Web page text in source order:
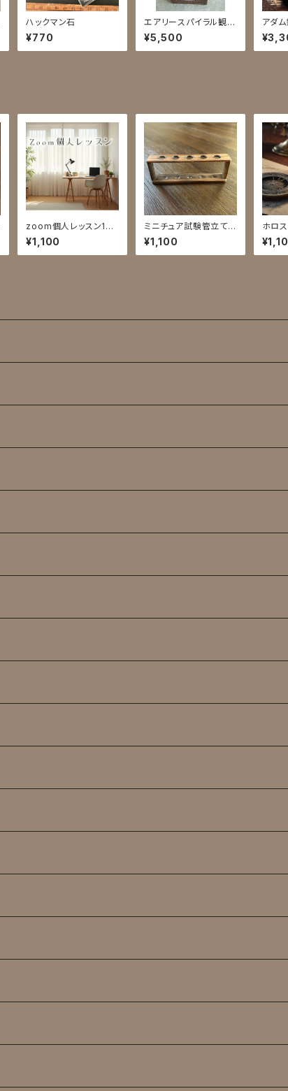
ハックマン石
¥770
エアリースパイラル観察
機
¥5,500
アダ
zoom個人レッスン10
分
¥1,100
ミニチュア試験管立て5
穴1段
¥1,100
ホロ
ーディ